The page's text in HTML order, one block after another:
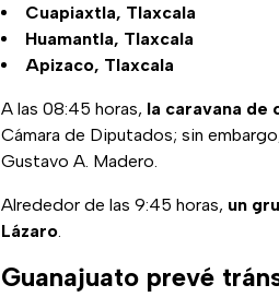
Cuapiaxtla, Tlaxcala
Huamantla, Tlaxcala
Apizaco, Tlaxcala
A las 08:45 horas, la caravana de
Cámara de Diputados; sin
Gustavo A. Madero.
Alrededor de las 9:45 horas, un
Lázaro
Guanajuato prevé